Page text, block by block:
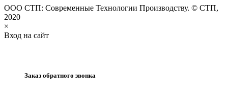
ООО СТП: Современные Технологии Производству. © СТП,
2020
×
Вход на сайт
Заказ обратного звонка